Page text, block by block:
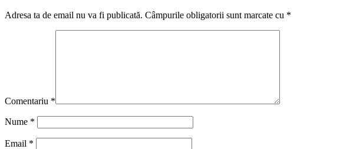
Adresa ta de email nu va fi publicată. Câmpurile obligatorii sunt marcate cu *
Comentariu *
Nume *
Email *